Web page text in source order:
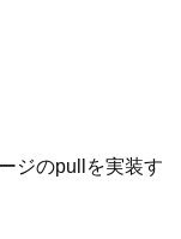
ジのpullを実装す